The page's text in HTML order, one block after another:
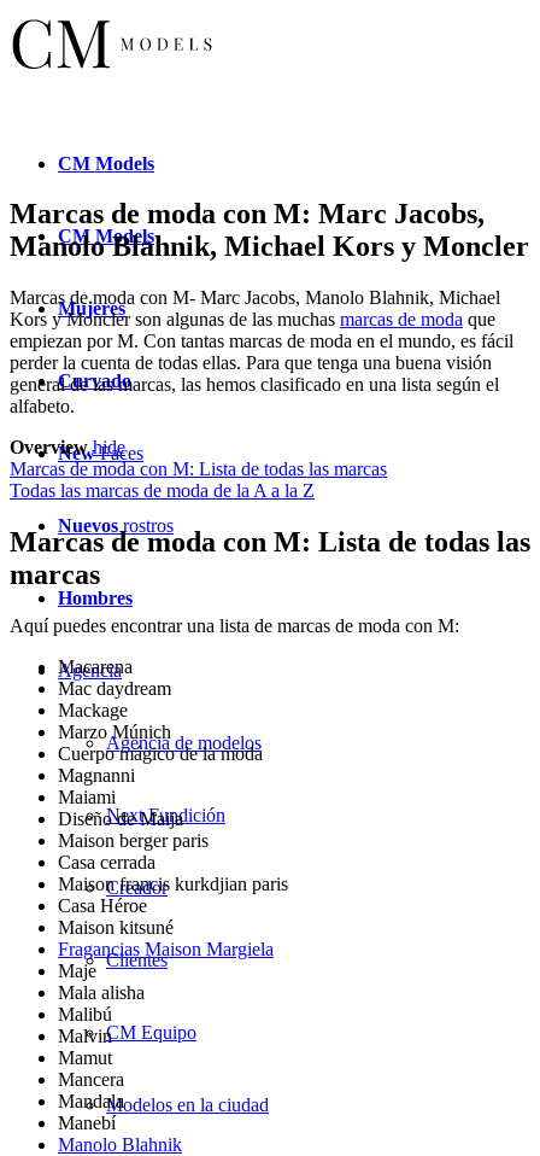
CM Models
CM Models
Mujeres
Curvado
NewFaces
Nuevos rostros
Hombres
Agencia
Agencia de modelos
Next Fundición
Creador
Clientes
CM Equipo
Modelos en la ciudad
Marcas de moda con M: Marc Jacobs,
Manolo Blahnik, Michael Kors y Moncler
Marcas de moda con M- Marc Jacobs, Manolo Blahnik, Michael
Kors y Monclerson algunas de las muchas marcas de moda que
empiezan por M. Con tantas marcas de moda en el mundo, es fácil
perder la cuenta de todas ellas. Para que tenga una buena visión
general de las marcas, las hemos clasificado en una lista según el
alfabeto.
Overview hide
Marcas de moda con M: Lista de todas las marcas
Todas las marcas de moda de la A a la Z
Marcas de moda con M: Lista de todas las
marcas
Aquí puedes encontrar una lista de marcas de moda con M:
Macarena
Mac daydream
Mackage
Marzo Múnich
Cuerpo mágico de la moda
Magnanni
Maiami
Diseño de Maija
Maison berger paris
Casa cerrada
Maison francis kurkdjian paris
Casa Héroe
Maison kitsuné
Fragancias Maison Margiela
Maje
Mala alisha
Malibú
Malvin
Mamut
Mancera
Mandala
Manebí
Manolo Blahnik